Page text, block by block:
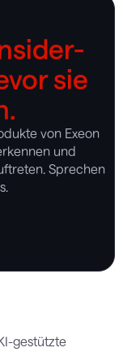
sie
von Exeon
und
Sprechen
gestützte